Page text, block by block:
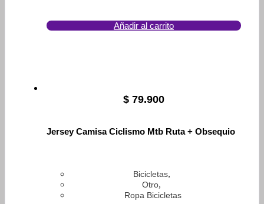
Añadir al carrito
$ 79.900
Jersey Camisa Ciclismo Mtb Ruta + Obsequio
Bicicletas,
Otro,
Ropa Bicicletas